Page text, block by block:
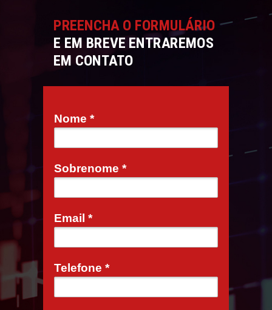
Nome *
Sobrenome *
Email *
Telefone *
PREENCHA O FORMULÁRIO
E EM BREVE ENTRAREMOS
EM CONTATO